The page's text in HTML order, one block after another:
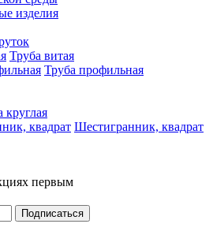
изделия
Труба витая
Труба профильная
круглая
Шестигранник, квадрат
первым